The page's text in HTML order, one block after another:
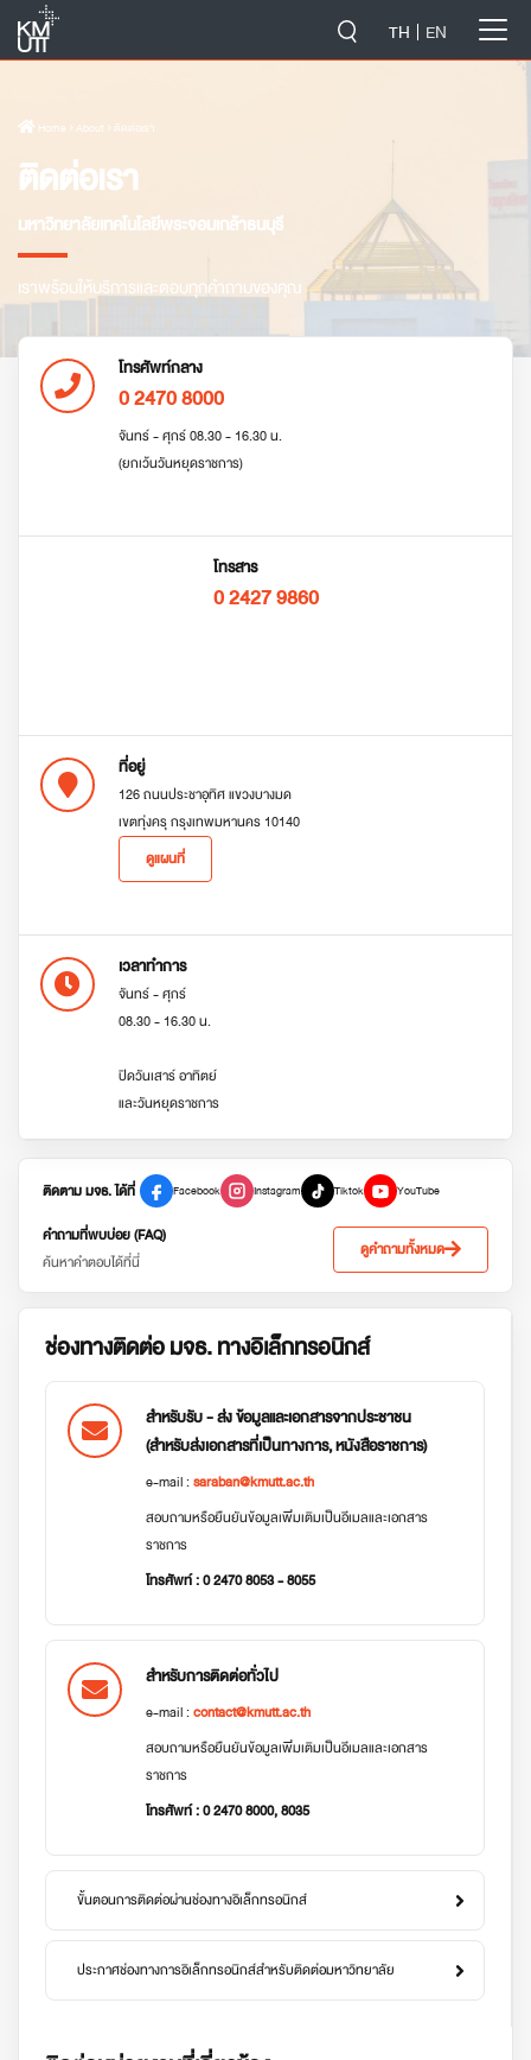
TH EN
Home › About › ติดต่อเรา
ติดต่อเรา
มหาวิทยาลัยเทคโนโลยีพระจอมเกล้าธนบุรี
เราพร้อมให้บริการและตอบทุกคำถามของคุณ
โทรศัพท์กลาง
0 2470 8000
จันทร์ - ศุกร์ 08.30 - 16.30 น.
(ยกเว้นวันหยุดราชการ)
โทรสาร
0 2427 9860
ที่อยู่
126 ถนนประชาอุทิศ แขวงบางมด
เขตทุ่งครุ กรุงเทพมหานคร 10140
ดูแผนที่
เวลาทำการ
จันทร์ - ศุกร์
08.30 - 16.30 น.
ปิดวันเสาร์ อาทิตย์
และวันหยุดราชการ
ติดตาม มจธ. ได้ที่ Facebook Instagram Tiktok YouTube
คำถามที่พบบ่อย (FAQ)
ค้นหาคำตอบได้ที่นี่
ดูคำถามทั้งหมด
ช่องทางติดต่อ มจธ. ทางอิเล็กทรอนิกส์
สำหรับรับ - ส่ง ข้อมูลและเอกสารจากประชาชน
(สำหรับส่งเอกสารที่เป็นทางการ, หนังสือราชการ)
e-mail :saraban@kmutt.ac.th
สอบถามหรือยืนยันข้อมูลเพิ่มเติมเป็นอีเมลและเอกสาร
ราชการ
โทรศัพท์ : 0 2470 8053 - 8055
สำหรับการติดต่อทั่วไป
e-mail :contact@kmutt.ac.th
สอบถามหรือยืนยันข้อมูลเพิ่มเติมเป็นอีเมลและเอกสาร
ราชการ
โทรศัพท์ : 0 2470 8000, 8035
ขั้นตอนการติดต่อผ่านช่องทางอิเล็กทรอนิกส์
ประกาศช่องทางการอิเล็กทรอนิกส์สำหรับติดต่อมหาวิทยาลัย